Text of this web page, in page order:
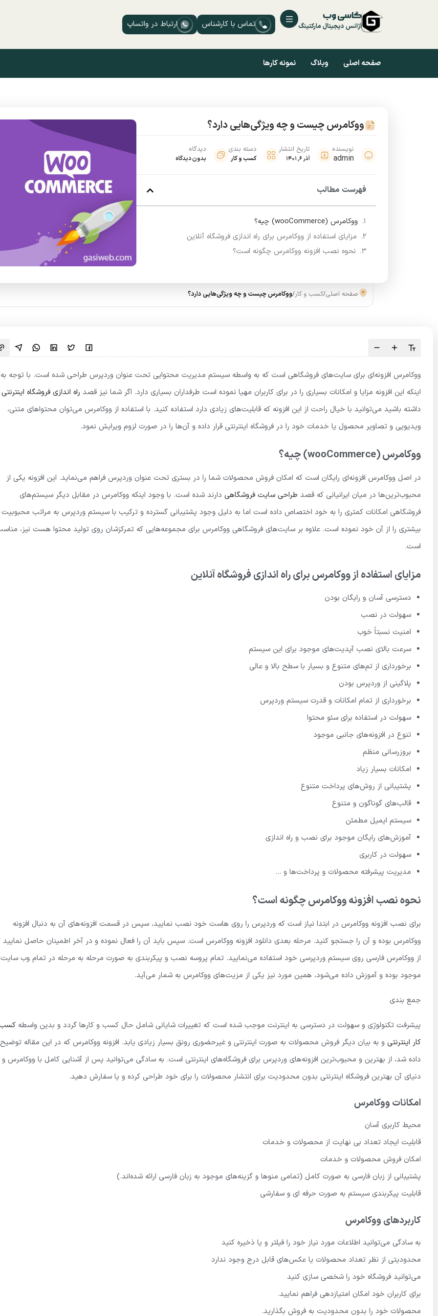
گاسی وب
آژانس دیجیتال مارکتینگ تماس با کارشناس ارتباط در واتساپ
صفحه اصلی وبلاگ نمونه کارها
ووکامرس چیست و چه ویژگی‌هایی دارد؟
نویسنده
admin
تاریخ انتشار
آذر 6, 1401
دسته بندی
کسب و کار
دیدگاه
بدون دیدگاه
فهرست مطالب
ووکامرس (wooCommerce) چیه؟
مزایای استفاده از ووکامرس برای راه اندازی فروشگاه آنلاین
نحوه نصب افزونه ووکامرس چگونه است؟
صفحه اصلی/کسب و کار/ووکامرس چیست و چه ویژگی‌هایی دارد؟
ووکامرس افزونه‌ای برای سایت‌های فروشگاهی است که به واسطه سیستم مدیریت محتوایی تحت عنوان وردپرس طراحی شده است. با توجه به
اینکه این افزونه مزایا و امکانات بسیاری را در برای کاربران مهیا نموده است طرفداران بسیاری دارد. اگر شما نیز قصد راه اندازی فروشگاه اینترنتی
داشته باشید می‌توانید با خیال راحت از این افزونه که قابلیت‌های زیادی دارد استفاده کنید. با استفاده از ووکامرس می‌توان محتواهای متنی،
ویدیویی و تصاویر محصول یا خدمات خود را در فروشگاه اینترنتی قرار داده و آن‌ها را در صورت لزوم ویرایش نمود.
ووکامرس (wooCommerce) چیه؟
در اصل ووکامرس افزونه‌ای رایگان است که امکان فروش محصولات شما را در بستری تحت عنوان وردپرس فراهم می‌نماید. این افزونه یکی از
محبوب‌ترین‌ها در میان ایرانیانی که قصد طراحی سایت فروشگاهی دارند شده است. با وجود اینکه ووکامرس در مقابل دیگر سیستم‌های
فروشگاهی امکانات کمتری را به خود اختصاص داده است اما به دلیل وجود پشتیبانی گسترده و ترکیب با سیستم وردپرس به مراتب محبوبیت
بیشتری را از آن خود نموده است. علاوه بر سایت‌های فروشگاهی ووکامرس برای مجموعه‌هایی که تمرکزشان روی تولید محتوا هست نیز،
است.
مزایای استفاده از ووکامرس برای راه اندازی فروشگاه آنلاین
دسترسی آسان و رایگان بودن
سهولت در نصب
امنیت نسبتاً خوب
سرعت بالای نصب آپدیت‌های موجود برای این سیستم
برخورداری از تم‌های متنوع و بسیار با سطح بالا و عالی
پلاگینی از وردپرس بودن
برخورداری از تمام امکانات و قدرت سیستم وردپرس
سهولت در استفاده برای سئو محتوا
تنوع در افزونه‌های جانبی موجود
بروزرسانی منظم
امکانات بسیار زیاد
پشتیبانی از روش‌های پرداخت متنوع
قالب‌های گوناگون و متنوع
سیستم ایمیل مطمئن
آموزش‌های رایگان موجود برای نصب و راه اندازی
سهولت در کاربری
مدیریت پیشرفته محصولات و پرداخت‌ها و …
نحوه نصب افزونه ووکامرس چگونه است؟
برای نصب افزونه ووکامرس در ابتدا نیاز است که وردپرس را روی هاست خود نصب نمایید، سپس در قسمت افزونه‌های آن به دنبال افزونه
ووکامرس بوده و آن را جستجو کنید. مرحله بعدی دانلود افزونه ووکامرس است. سپس باید آن را فعال نموده و در آخر اطمینان حاصل نمایید
از ووکامرس فارسی روی سیستم وردپرسی خود استفاده می‌نمایید. تمام پروسه نصب و پیکربندی به صورت مرحله به مرحله در تمام وب
موجود بوده و آموزش داده می‌شود، همین مورد نیز یکی از مزیت‌های ووکامرس به شمار می‌آید.
جمع بندی
پیشرفت تکنولوژی و سهولت در دسترسی به اینترنت موجب شده است که تغییرات شایانی شامل حال کسب و کارها گردد و بدین واسطه
کار اینترنتی و به بیان دیگر فروش محصولات به صورت اینترنتی و غیرحضوری رونق بسیار زیادی یابد. افزونه ووکامرس که در این مقاله توضیح
داده شد، از بهترین و محبوب‌ترین افزونه‌های وردپرس برای فروشگاه‌های اینترنتی است. به سادگی می‌توانید پس از آشنایی کامل با ووکامرس و
دنیای آن بهترین فروشگاه اینترنتی بدون محدودیت برای انتشار محصولات را برای خود طراحی کرده و یا سفارش دهید.
امکانات ووکامرس
محیط کاربری آسان
قابلیت ایجاد تعداد بی نهایت از محصولات و خدمات
امکان فروش محصولات و خدمات
پشتیبانی از زبان فارسی به صورت کامل (تمامی منوها و گزینه‌های موجود به زبان فارسی ارائه شده‌اند.)
قابلیت پیکربندی سیستم به صورت حرفه ای و سفارشی
کاربردهای ووکامرس
به سادگی می‌توانید اطلاعات مورد نیاز خود را فیلتر و یا ذخیره کنید
محدودیتی از نظر تعداد محصولات یا عکس‌های قابل درج وجود ندارد
می‌توانید فروشگاه خود را شخصی سازی کنید
برای کاربران خود امکان امتیازدهی فراهم نمایید.
محصولات خود را بدون محدودیت به فروش بگذارید.